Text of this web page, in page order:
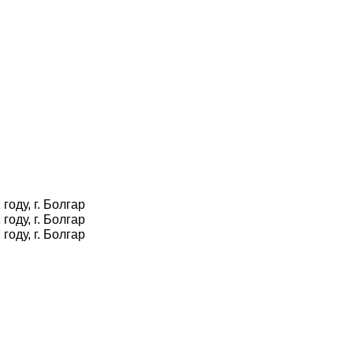
г. Болгар
г. Болгар
г. Болгар